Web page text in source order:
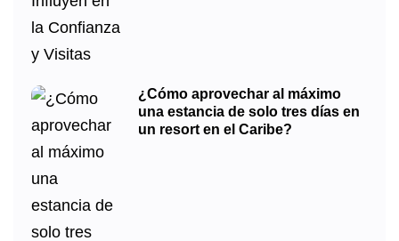
¿Cómo aprovechar al máximo
una estancia de solo tres días en
un resort en el Caribe?